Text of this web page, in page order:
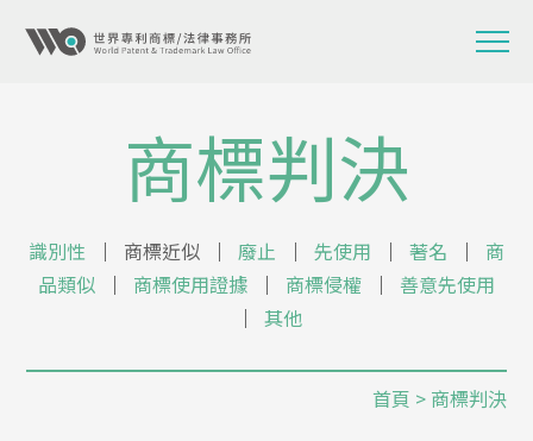
商標判決
識別性 │ 商標近似 │ 廢止 │ 先使用 │ 著名 │ 商
品類似 │ 商標使用證據 │ 商標侵權 │ 善意先使用
│ 其他
首頁 > 商標判決